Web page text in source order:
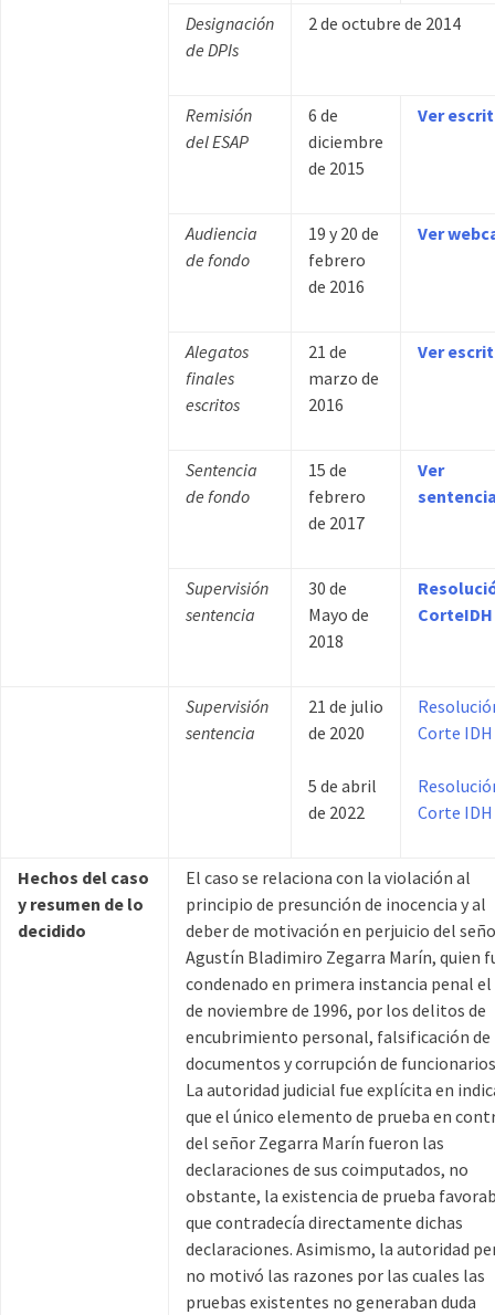
Designación
de DPIs
2 de octubre de 2014
Remisión
del ESAP
6 de
diciembre
de 2015
Ver
Audiencia
de fondo
19 y 20 de
febrero
de 2016
Ver
Alegatos
finales
escritos
21 de
marzo de
2016
Ver
Sentencia
de fondo
15 de
febrero
de 2017
Ver
Supervisión
sentencia
30 de
Mayo de
2018
CorteIDH
Supervisión
sentencia
21 de julio
de 2020
5 de abril
de 2022
Corte IDH
Corte IDH
Hechos del caso
y resumen de lo
decidido
El caso se relaciona con la violación al
principio de presunción de inocencia y al
deber de motivación en perjuicio del
Agustín Bladimiro Zegarra Marín, quien
condenado en primera instancia penal el
de noviembre de 1996, por los delitos de
encubrimiento personal, falsificación de
documentos y corrupción de
La autoridad judicial fue explícita en
que el único elemento de prueba en
del señor Zegarra Marín fueron las
declaraciones de sus coimputados, no
obstante, la existencia de prueba
que contradecía directamente dichas
declaraciones. Asimismo, la autoridad
no motivó las razones por las cuales las
pruebas existentes no generaban duda